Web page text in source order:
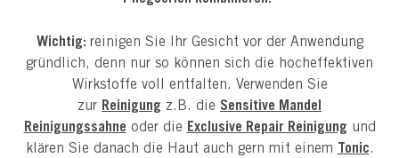
Wichtig: reinigen Sie Ihr Gesicht vor der Anwendung
gründlich, denn nur so können sich die hocheffektiven
Wirkstoffe voll entfalten. Verwenden Sie
zur Reinigung z.B. die Sensitive Mandel
Reinigungssahne oder die Exclusive Repair Reinigung und
klären Sie danach die Haut auch gern mit einem
Tonic.